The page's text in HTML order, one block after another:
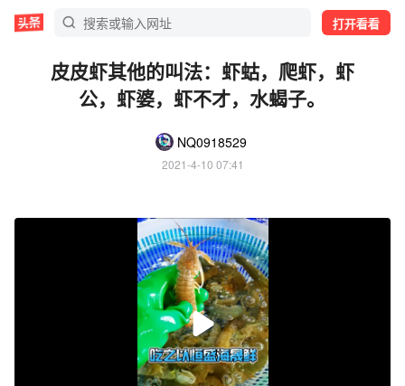
打开看看
皮皮虾其他的叫法：虾蛄，爬虾，虾
公，虾婆，虾不才，水蝎子。
NQ0918529
2021-4-10 07:41